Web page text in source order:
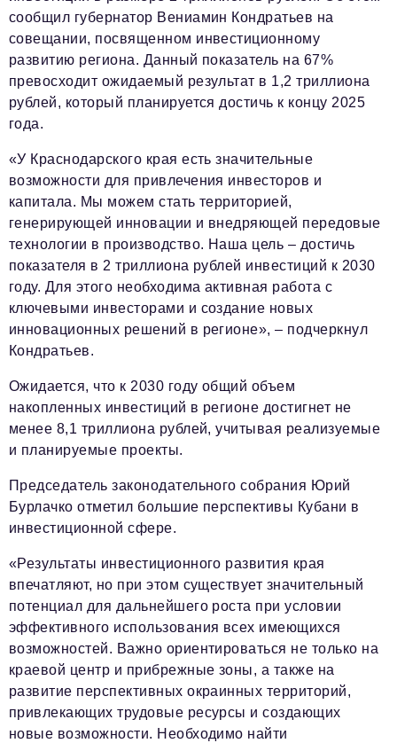
Технологии
Политика
Общество
Телеком
Социальная сфера
ЖКХ
Образование
Новости компании
Авторские материалы
Телефон редакции:+7 495 727-01-67
Электронные почты редакции:
info@business-magazine.online
Отдел рекламы
reklama@business-magazine.online
Отдел распространения/редакционная подписка
podpiska@business-magazine.online
Отдел по работе с партнерами
partner@business-magazine.online
сообщил губернатор Вениамин Кондратьев на
совещании, посвященном инвестиционному
развитию региона. Данный показатель на 67%
превосходит ожидаемый результат в 1,2 триллиона
рублей, который планируется достичь к концу 2025
года.
«У Краснодарского края есть значительные
возможности для привлечения инвесторов и
капитала. Мы можем стать территорией,
генерирующей инновации и внедряющей передовые
технологии в производство. Наша цель – достичь
показателя в 2 триллиона рублей инвестиций к 2030
году. Для этого необходима активная работа с
ключевыми инвесторами и создание новых
инновационных решений в регионе», – подчеркнул
Кондратьев.
Ожидается, что к 2030 году общий объем
накопленных инвестиций в регионе достигнет не
менее 8,1 триллиона рублей, учитывая реализуемые
и планируемые проекты.
Председатель законодательного собрания Юрий
Бурлачко отметил большие перспективы Кубани в
инвестиционной сфере.
«Результаты инвестиционного развития края
впечатляют, но при этом существует значительный
потенциал для дальнейшего роста при условии
эффективного использования всех имеющихся
возможностей. Важно ориентироваться не только на
краевой центр и прибрежные зоны, а также на
развитие перспективных окраинных территорий,
привлекающих трудовые ресурсы и создающих
новые возможности. Необходимо найти